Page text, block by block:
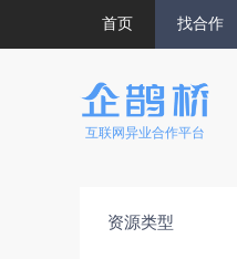
首页 找合作
互联网异业合作平台
资源类型